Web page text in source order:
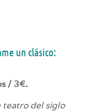
un clásico:
/ 3€.
teatro del siglo